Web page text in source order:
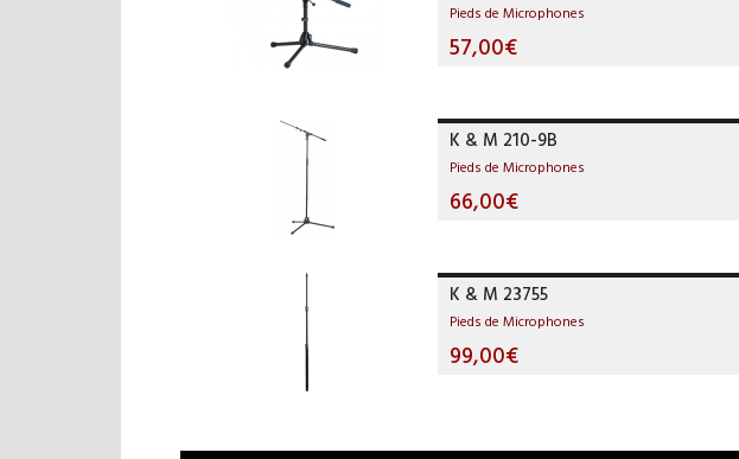
Pieds de Microphones
57,00€
K & M 210-9B
Pieds de Microphones
66,00€
K & M 23755
Pieds de Microphones
99,00€